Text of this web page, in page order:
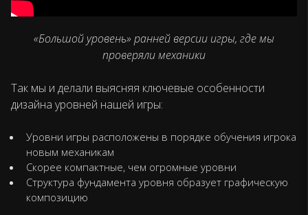
«Большой уровень» ранней версии игры, где мы
проверяли механики
Так мы и делали выясняя ключевые особенности
дизайна уровней нашей игры:
Уровни игры расположены в порядке обучения игрока
новым механикам
Скорее компактные, чем огромные уровни
Структура фундамента уровня образует графическую
композицию